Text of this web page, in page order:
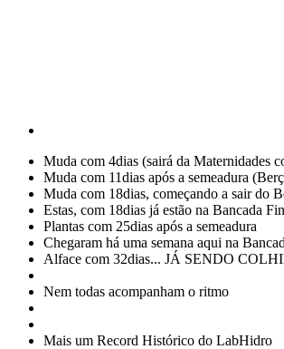
Muda com 4dias (sairá da Maternidades
Muda com 11dias após a semeadura
Muda com 18dias, começando a sair do
Estas, com 18dias já estão na Bancada
Plantas com 25dias após a semeadura
Chegaram há uma semana aqui na
Alface com 32dias... JÁ SENDO
Nem todas acompanham o ritmo
Mais um Record Histórico do LabHidro